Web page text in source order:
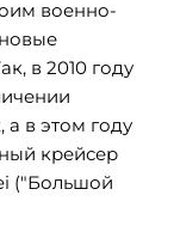
военно-
в 2010 году
а в этом году
крейсер
("Большой